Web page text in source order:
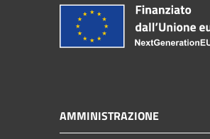
AMMINISTRAZIONE